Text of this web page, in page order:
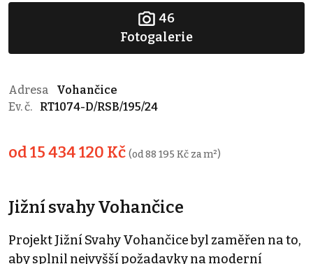
46
Fotogalerie
Adresa
Vohančice
Ev. č.
RT1074-D/RSB/195/24
od 15 434 120 Kč (od 88 195 Kč za m²)
Jižní svahy Vohančice
Projekt Jižní Svahy Vohančice byl zaměřen na to,
aby splnil nejvyšší požadavky na moderní